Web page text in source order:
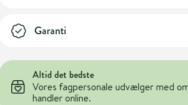
Garanti
Altid det bedste
Vores fagpersonale udvælger med
handler online.